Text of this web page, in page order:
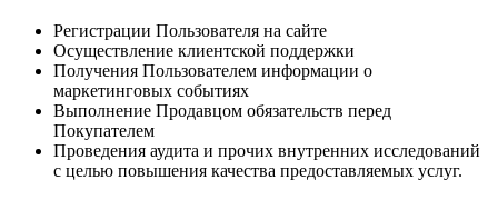
Регистрации Пользователя на сайте
Осуществление клиентской поддержки
Получения Пользователем информации о
маркетинговых событиях
Выполнение Продавцом обязательств перед
Покупателем
Проведения аудита и прочих внутренних исследований
с целью повышения качества предоставляемых услуг.